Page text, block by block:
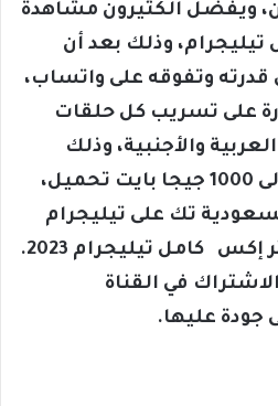
ويفضل الكثيرون مشاهدة
وذلك بعد أن
وتفوقه على واتساب،
على تسريب كل حلقات
والأجنبية، وذلك
لإتاحته مساحة تصل إلى 1000 جيجا بايت تحميل،
تك على تيليجرام
سنوفر لكم فيلم مستر إكس كامل تيليجرام 2023.
في القناة
جودة عليها.